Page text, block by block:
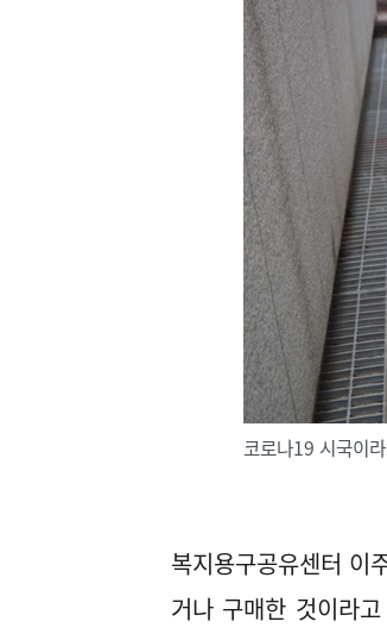
코로나19 시국이
복지용구공유센터 이
거나 구매한 것이라